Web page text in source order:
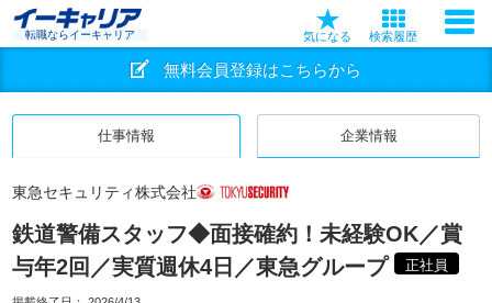
転職ならイーキャリア 気になる 検索履歴
無料会員登録はこちらから
仕事情報 企業情報
東急セキュリティ株式会社
鉄道警備スタッフ◆面接確約！未経験OK／賞
与年2回／実質週休4日／東急グループ
正社員